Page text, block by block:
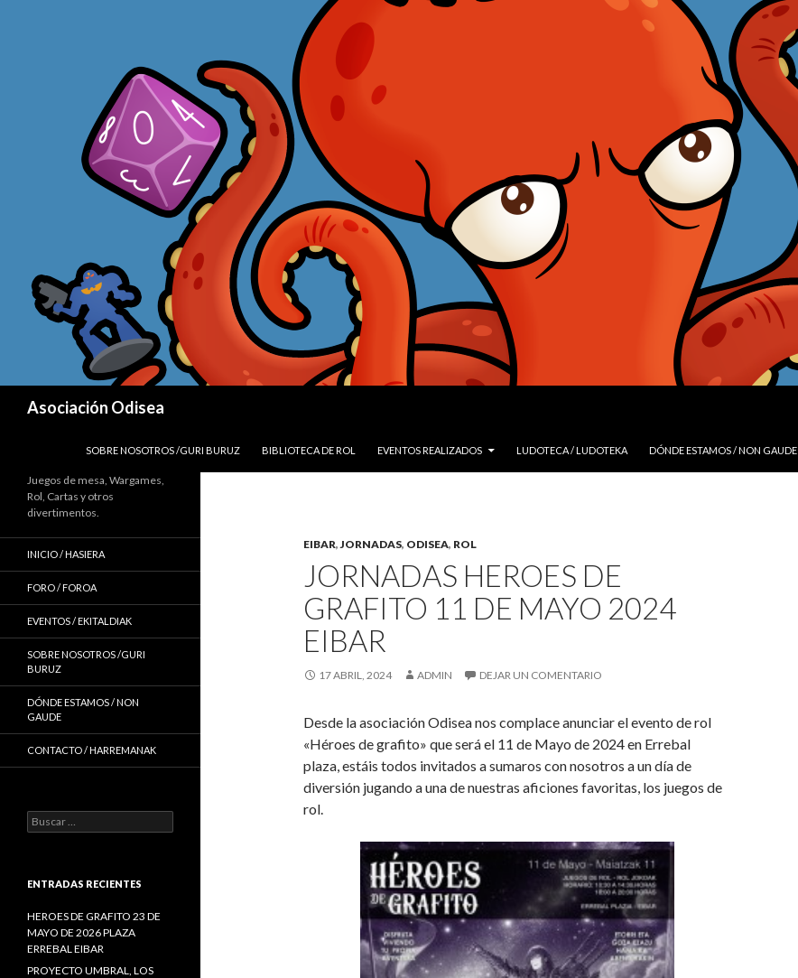
Asociación Odisea
SOBRE NOSOTROS /GURI BURUZ
BIBLIOTECA DE ROL EVENTOS REALIZADOS LUDOTECA / LUDOTEKA DÓNDE ESTAMOS / NON GAUDE
EIBAR,JORNADAS, ODISEA, ROL
JORNADAS HEROES DE
GRAFITO 11 DE MAYO 2024
EIBAR
17 ABRIL, 2024 ADMIN DEJAR UN COMENTARIO
Desde la asociación Odisea nos complace anunciar el evento de rol
«Héroes de grafito» que será el 11 de Mayo de 2024 en Errebal
plaza, estáis todos invitados a sumaros con nosotros a un día de
diversión jugando a una de nuestras aficiones favoritas, los juegos de
rol.
Juegos de mesa, Wargames,
Rol, Cartas y otros
divertimentos.
INICIO / HASIERA
FORO / FOROA
EVENTOS / EKITALDIAK
SOBRE NOSOTROS /GURI
BURUZ
DÓNDE ESTAMOS / NON
GAUDE
CONTACTO / HARREMANAK
Buscar:
ENTRADAS RECIENTES
HEROES DE GRAFITO 23 DE
MAYO DE 2026 PLAZA
ERREBAL EIBAR
PROYECTO UMBRAL, LOS